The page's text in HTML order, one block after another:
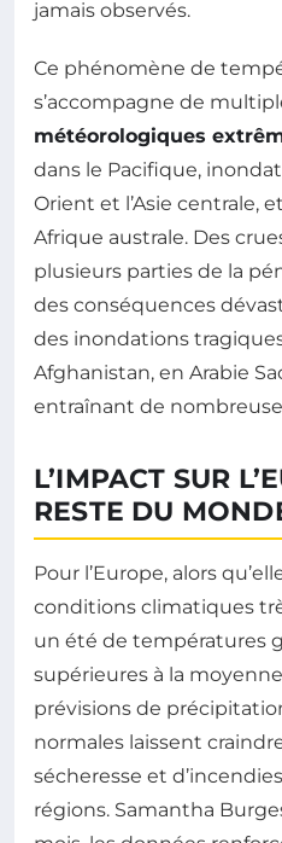
jamais observés.
Ce phénomène de
s’accompagne de
météorologiques
dans le Pacifique,
Orient et l’Asie centrale,
Afrique australe. Des
plusieurs parties de la
des conséquences
des inondations
Afghanistan, en Arabie
entraînant de
L’IMPACT SUR
RESTE DU
Pour l’Europe, alors
conditions climatiques
un été de températures
supérieures à la
prévisions de
normales laissent
sécheresse et
régions. Samantha